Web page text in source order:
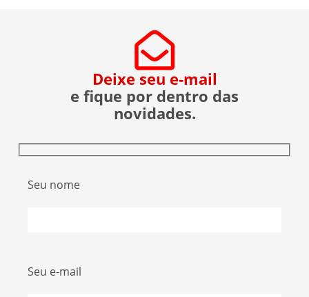
Deixe seu e-mail
e fique por dentro das
novidades.
Seu nome
Seu e-mail